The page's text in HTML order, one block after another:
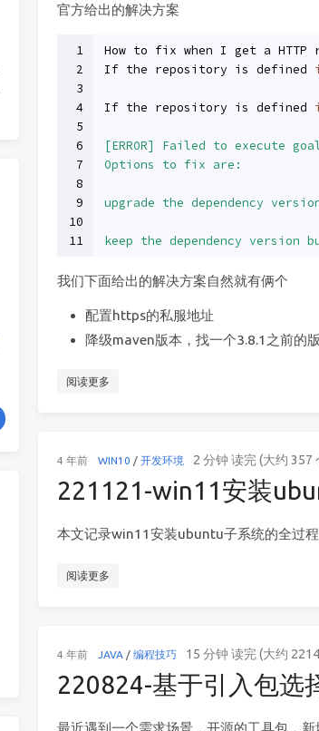
官方给出的解决方案
1
2
3
4
5
6
7
8
9
10
11
How to fix when I get a HTTP
If the repository is defined
If the repository is defined
[ERROR] Failed to execute
Options to fix are:
upgrade the dependency
keep the dependency
我们下面给出的解决方案自然就有俩个
配置https的私服地址
降级maven版本，找一个3.8.1之前的
阅读更多
4 年前 WIN10 / 开发环境 2 分钟 读完 (大约 357
221121-win11安装
本文记录win11安装ubuntu子系统的全过程
阅读更多
4 年前 JAVA/ 编程技巧 15 分钟 读完 (大约
220824-基于引入包选
最近遇到一个需求场景，开源的工具包，